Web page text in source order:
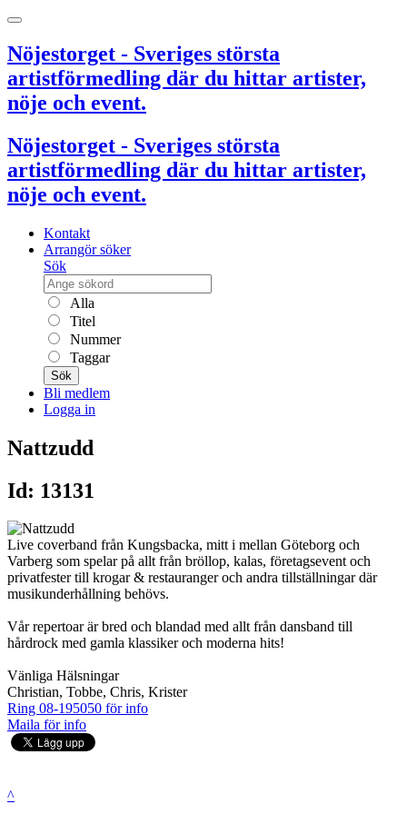
Nöjestorget - Sveriges största
artistförmedling där du hittar artister,
nöje och event.
Nöjestorget - Sveriges största
artistförmedling där du hittar artister,
nöje och event.
Kontakt
Arrangör söker
Sök
Alla
Titel
Nummer
Taggar
Sök
Bli medlem
Logga in
Nattzudd
Id: 13131
Live coverband från Kungsbacka, mitt i mellan Göteborg och
Varberg som spelar på allt från bröllop, kalas, företagsevent och
privatfester till krogar & restauranger och andra tillställningar där
musikunderhållning behövs.
Vår repertoar är bred och blandad med allt från dansband till
hårdrock med gamla klassiker och moderna hits!
Vänliga Hälsningar
Christian, Tobbe, Chris, Krister
Ring 08-195050 för info
Maila för info
^